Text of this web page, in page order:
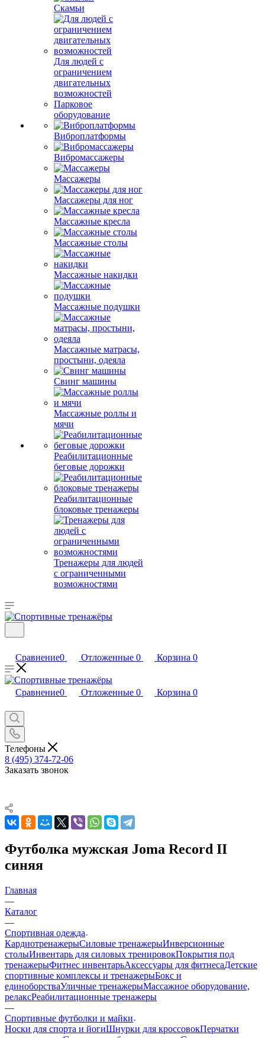
Скамьи
Для людей с
ограничением
двигательных
возможностей
Парковое
оборудование
Виброплатформы
Вибромассажеры
Массажеры
Массажеры для ног
Массажные кресла
Массажные столы
Массажные накидки
Массажные подушки
Массажные матрасы,
простыни, одеяла
Свинг машины
Массажные роллы и
мячи
Реабилитационные
беговые дорожки
Реабилитационные
блоковые тренажеры
Тренажеры для людей
с ограниченными
возможностями
Сравнение0 Отложенные 0 Корзина 0
Сравнение0 Отложенные 0 Корзина 0
Телефоны
8 (495) 374-72-06
Заказать звонок
Футболка мужская Joma Record II
синяя
Главная
—
Каталог
—
Спортивная одежда
КардиотренажерыСиловые тренажерыИнверсионные
столыИнвентарь для силовых тренировокПокрытия под
тренажерыФитнес инвентарьАксессуары для фитнесаДетские
спортивные комплексы и тренажерыБокс и
единоборстваУличные тренажерыМассажное оборудование,
релаксРеабилитационные тренажеры
—
Спортивные футболки и майки
Носки для спорта и йогиШнурки для кроссовокПерчатки